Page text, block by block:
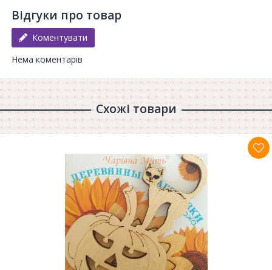
Відгуки про товар
Коментувати
Нема коментарів
Схожі товари